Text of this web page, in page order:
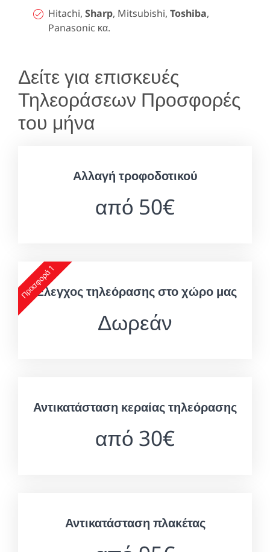
Hitachi, Sharp, Mitsubishi, Toshiba,
Panasonic κα.
Δείτε για επισκευές
Τηλεοράσεων Προσφορές
του μήνα
Αλλαγή τροφοδοτικού
από 50€
Προσφορά 1
Έλεγχος τηλεόρασης στο χώρο μας
Δωρεάν
Αντικατάσταση κεραίας τηλεόρασης
από 30€
Αντικατάσταση πλακέτας